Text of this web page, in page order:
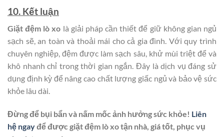
10. Kết luận
Giặt đệm lò xo là giải pháp cần thiết để giữ không gian ngủ
sạch sẽ, an toàn và thoải mái cho cả gia đình. Với quy trình
chuyên nghiệp, đệm được làm sạch sâu, khử mùi triệt để và
khô nhanh chỉ trong thời gian ngắn. Đây là dịch vụ đáng sử
dụng định kỳ để nâng cao chất lượng giấc ngủ và bảo vệ sức
khỏe lâu dài.
Đừng để bụi bẩn và nấm mốc ảnh hưởng sức khỏe! Liên
hệ ngayđể được giặt đệm lò xo tận nhà, giá tốt, phục vụ